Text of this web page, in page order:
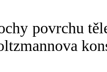
povrchu